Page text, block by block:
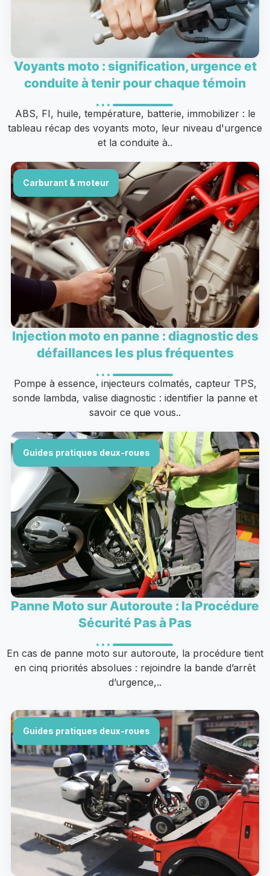
Voyants moto : signification, urgence et
conduite à tenir pour chaque témoin
ABS, FI, huile, température, batterie, immobilizer : le
tableau récap des voyants moto, leur niveau d'urgence
et la conduite à..
Carburant & moteur
Injection moto en panne : diagnostic des
défaillances les plus fréquentes
Pompe à essence, injecteurs colmatés, capteur TPS,
sonde lambda, valise diagnostic : identifier la panne et
savoir ce que vous..
Guides pratiques deux-roues
Panne Moto sur Autoroute : la Procédure
Sécurité Pas à Pas
En cas de panne moto sur autoroute, la procédure tient
en cinq priorités absolues : rejoindre la bande d’arrêt
d’urgence,..
Guides pratiques deux-roues